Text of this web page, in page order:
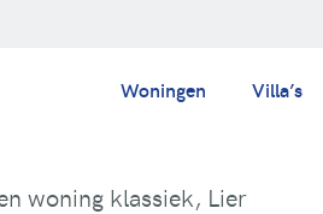
Woningen Villa’s
woning klassiek, Lier